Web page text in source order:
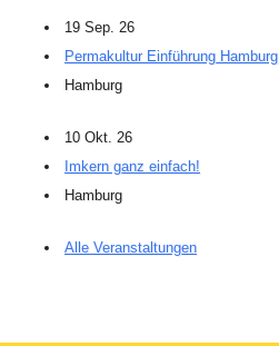
19 Sep. 26
Permakultur Einführung Hamburg
Hamburg
10 Okt. 26
Imkern ganz einfach!
Hamburg
Alle Veranstaltungen